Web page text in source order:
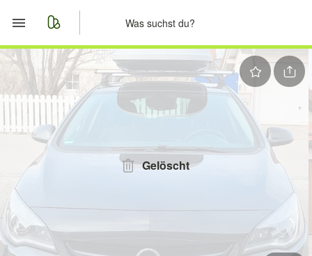
Start
Merkliste
Nachrichten
Anzeige aufgebenGelöscht